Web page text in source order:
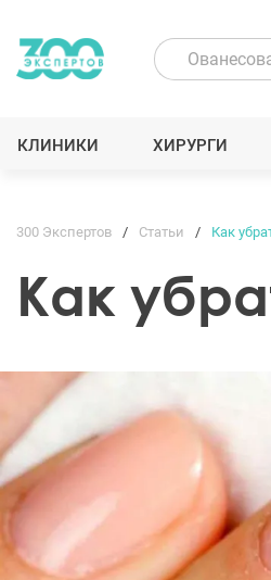
КЛИНИКИ ХИРУРГИ
300 Экспертов Статьи Как
Как